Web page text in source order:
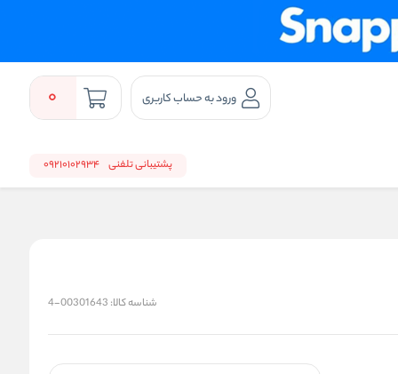
ورود به حساب کاربری 0
پشتیبانی تلفنی 09210102934
شناسه کالا: 00301643-4